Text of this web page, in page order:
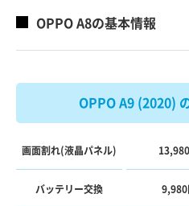
OPPO A8の基本情報
OPPO A9 (2020)
画面割れ(液晶パネル)
バッテリー交換 9,980